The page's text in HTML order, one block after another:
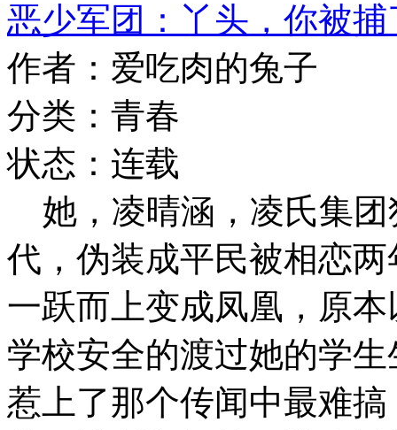
恶少军团：丫头，你被捕
作者：爱吃肉的兔子
分类：青春
状态：连载
她，凌晴涵，凌氏集团
代，伪装成平民被相恋
一跃而上变成凤凰，原
学校安全的渡过她的学
惹上了那个传闻中最难